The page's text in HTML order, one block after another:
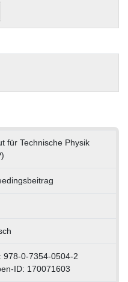
für Technische Physik
978-0-7354-0504-2
ID: 170071603